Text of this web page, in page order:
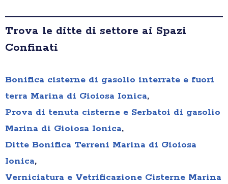
Trova le ditte di settore ai Spazi
Confinati
Bonifica cisterne di gasolio interrate e fuori
terra Marina di Gioiosa Ionica,
Prova di tenuta cisterne e Serbatoi di gasolio
Marina di Gioiosa Ionica,
Ditte Bonifica Terreni Marina di Gioiosa
Ionica,
Verniciatura e Vetrificazione Cisterne Marina